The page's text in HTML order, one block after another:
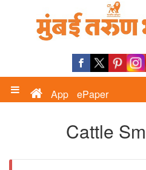
App ePaper
Cattle